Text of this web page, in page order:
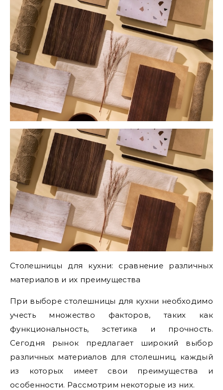
Столешницы для кухни: сравнение различных
материалов и их преимущества
При выборе столешницы для кухни необходимо
учесть множество факторов, таких как
функциональность, эстетика и прочность.
Сегодня рынок предлагает широкий выбор
различных материалов для столешниц, каждый
из которых имеет свои преимущества и
особенности. Рассмотрим некоторые из них.